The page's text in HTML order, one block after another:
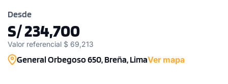
Desde
S/ 234,700
Valor referencial $ 69,213
General Orbegoso 650, Breña, LimaVer mapa